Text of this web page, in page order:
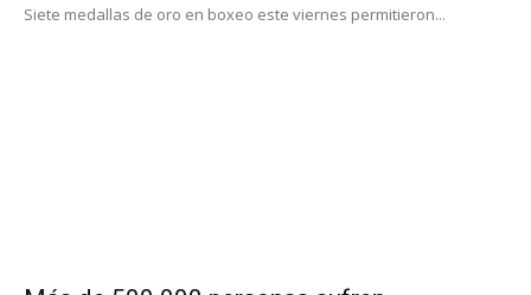
Siete medallas de oro en boxeo este viernes permitieron...